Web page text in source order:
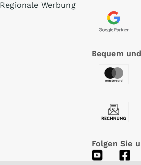
Regionale Werbung
Bequem
Folgen Sie